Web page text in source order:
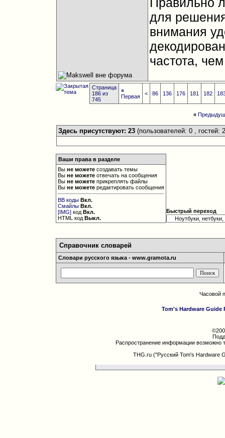
для
внимания
частота,
Страница
186 из
745
«
Первая
< 86 136 176 181 182
«
Здесь присутствуют: 23 (пользователей: 0 , гостей:
Ваши права в разделе
Выне можете создавать темы
Выне можете отвечать на сообщения
Выне можете прикреплять файлы
Выне можете редактировать сообщения
BB коды Вкл.
Смайлы Вкл.
[IMG] кодВкл.
HTML кодВыкл.
Быстрый переход
Справочник словарей
Словари русского языка - www.gramota.ru
Часовой
Tom's Hardware Guide
Распространение информации возможно
THG.ru ("Русский Tom's Hardware